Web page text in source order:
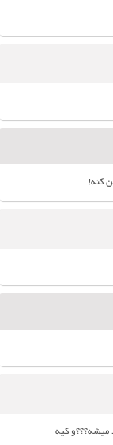
کنه!
میشه؟؟؟و کیه